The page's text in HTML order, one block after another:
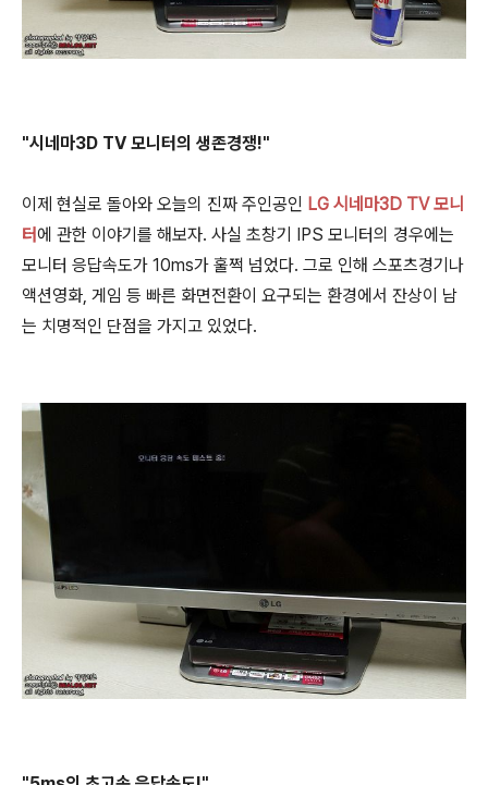
"시네마3D TV 모니터의 생존경쟁!"
이제 현실로 돌아와 오늘의 진짜 주인공인 LG 시네마3D TV 모니
터에 관한 이야기를 해보자. 사실 초창기 IPS 모니터의 경우에는
모니터 응답속도가 10ms가 훌쩍 넘었다. 그로 인해 스포츠경기나
액션영화, 게임 등 빠른 화면전환이 요구되는 환경에서 잔상이 남
는 치명적인 단점을 가지고 있었다.